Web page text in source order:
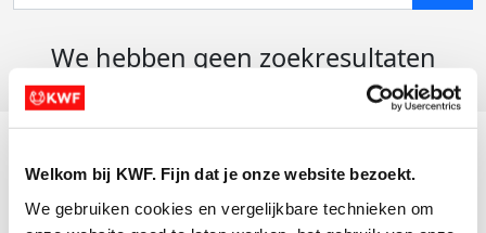
Welkom bij KWF. Fijn dat je onze website bezoekt.
We gebruiken cookies en vergelijkbare technieken om
We hebben geen zoekresultaten
Actiematerialen
Evenementen